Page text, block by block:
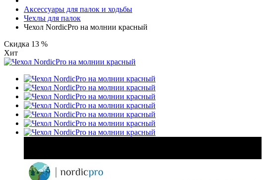
Аксессуары для палок и ходьбы
Чехлы для палок
Чехол NordicPro на молнии красный
Скидка 13 %
Хит